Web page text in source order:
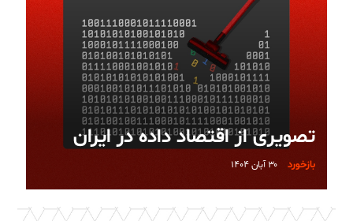
تصویری از اقتصاد داده در ایران
بازخورد ۳۰ آبان ۱۴۰۴